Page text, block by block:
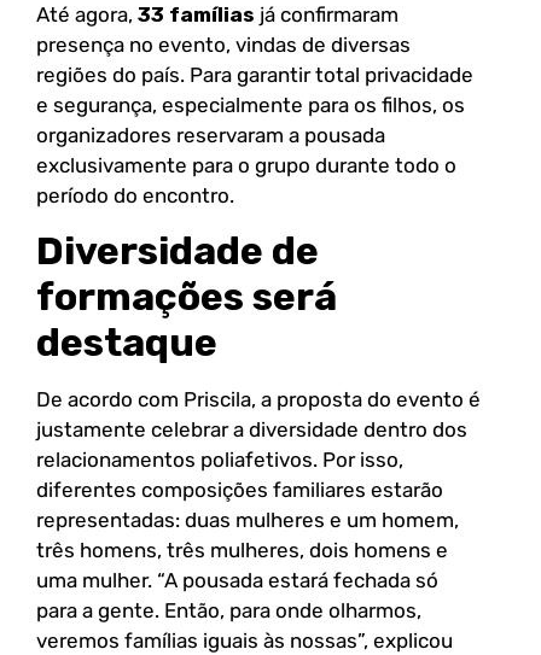
Até agora, 33 famílias já confirmaram
presença no evento, vindas de diversas
regiões do país. Para garantir total privacidade
e segurança, especialmente para os filhos, os
organizadores reservaram a pousada
exclusivamente para o grupo durante todo o
período do encontro.
Diversidade de
formações será
destaque
De acordo com Priscila, a proposta do evento é
justamente celebrar a diversidade dentro dos
relacionamentos poliafetivos. Por isso,
diferentes composições familiares estarão
representadas: duas mulheres e um homem,
três homens, três mulheres, dois homens e
uma mulher. “A pousada estará fechada só
para a gente. Então, para onde olharmos,
veremos famílias iguais às nossas”, explicou